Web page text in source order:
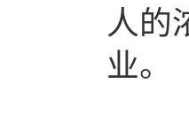
人的
业。